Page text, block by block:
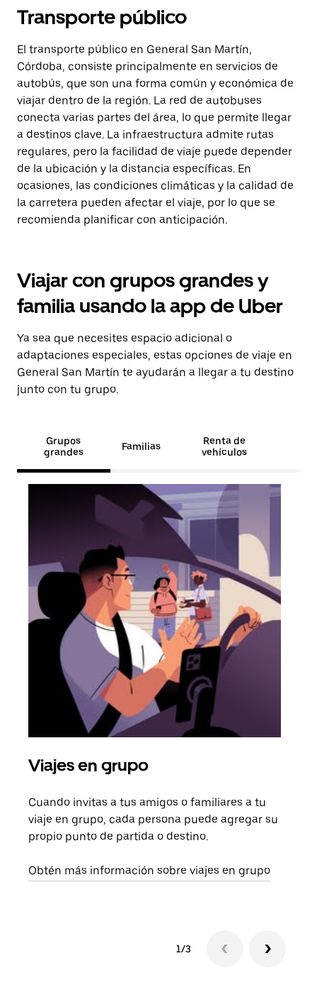
Transporte público
El transporte público en General San Martín,
Córdoba, consiste principalmente en servicios de
autobús, que son una forma común y económica de
viajar dentro de la región. La red de autobuses
conecta varias partes del área, lo que permite llegar
a destinos clave. La infraestructura admite rutas
regulares, pero la facilidad de viaje puede depender
de la ubicación y la distancia específicas. En
ocasiones, las condiciones climáticas y la calidad de
la carretera pueden afectar el viaje, por lo que se
recomienda planificar con anticipación.
Viajar con grupos grandes y
familia usando la app de Uber
Ya sea que necesites espacio adicional o
adaptaciones especiales, estas opciones de viaje en
General San Martín te ayudarán a llegar a tu destino
junto con tu grupo.
Grupos
grandes
Familias
Renta de
vehículos
Viajes en grupo
Cuando invitas a tus amigos o familiares a tu
viaje en grupo, cada persona puede agregar su
propio punto de partida o destino.
Obtén más información sobre viajes en grupo
1/3